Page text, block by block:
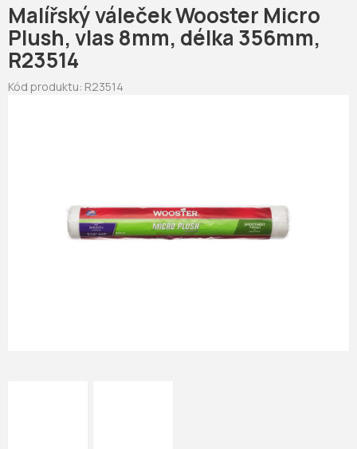
Malířský váleček Wooster Micro
Plush, vlas 8mm, délka 356mm,
R23514
Kód produktu: R23514